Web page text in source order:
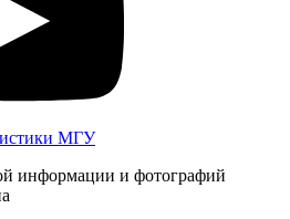
МГУ
информации и фотографий